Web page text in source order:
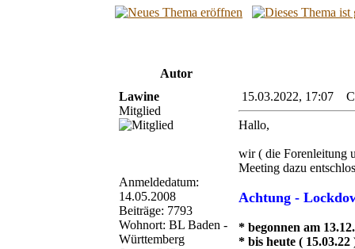
Autor
Lawine
Mitglied
Anmeldedatum:
14.05.2008
Beiträge: 7793
Wohnort: BL Baden -
Württemberg
15.03.2022, 17:07
Hallo,
wir ( die Forenleitung
Meeting dazu
Achtung -
* begonnen am
* bis heute (